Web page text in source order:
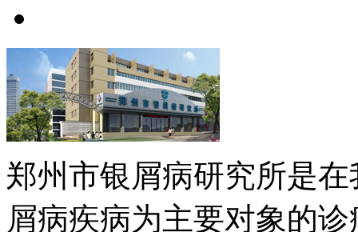
郑州市银屑病研究所是
屑病疾病为主要对象的